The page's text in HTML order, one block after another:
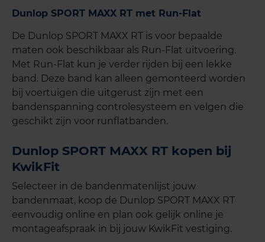
Dunlop SPORT MAXX RT met Run-Flat
De Dunlop SPORT MAXX RT is voor bepaalde
maten ook beschikbaar als Run-Flat uitvoering.
Met Run-Flat kun je verder rijden bij een lekke
band. Deze band kan alleen gemonteerd worden
bij voertuigen die uitgerust zijn met een
bandenspanning controlesysteem en velgen die
geschikt zijn voor runflatbanden.
Dunlop SPORT MAXX RT kopen bij
KwikFit
Selecteer in de bandenmatenlijst jouw
bandenmaat, koop de Dunlop SPORT MAXX RT
eenvoudig online en plan ook gelijk online je
montageafspraak in bij jouw KwikFit vestiging.